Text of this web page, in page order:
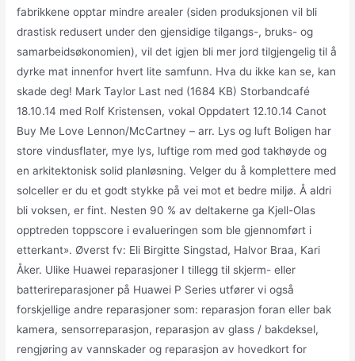
fabrikkene opptar mindre arealer (siden produksjonen vil bli
drastisk redusert under den gjensidige tilgangs-, bruks- og
samarbeidsøkonomien), vil det igjen bli mer jord tilgjengelig til å
dyrke mat innenfor hvert lite samfunn. Hva du ikke kan se, kan
skade deg! Mark Taylor Last ned (1684 KB) Storbandcafé
18.10.14 med Rolf Kristensen, vokal Oppdatert 12.10.14 Canot
Buy Me Love Lennon/McCartney – arr. Lys og luft Boligen har
store vindusflater, mye lys, luftige rom med god takhøyde og
en arkitektonisk solid planløsning. Velger du å komplettere med
solceller er du et godt stykke på vei mot et bedre miljø. Å aldri
bli voksen, er fint. Nesten 90 % av deltakerne ga Kjell-Olas
opptreden toppscore i evalueringen som ble gjennomført i
etterkant». Øverst fv: Eli Birgitte Singstad, Halvor Braa, Kari
Åker. Ulike Huawei reparasjoner I tillegg til skjerm- eller
batterireparasjoner på Huawei P Series utfører vi også
forskjellige andre reparasjoner som: reparasjon foran eller bak
kamera, sensorreparasjon, reparasjon av glass / bakdeksel,
rengjøring av vannskader og reparasjon av hovedkort for